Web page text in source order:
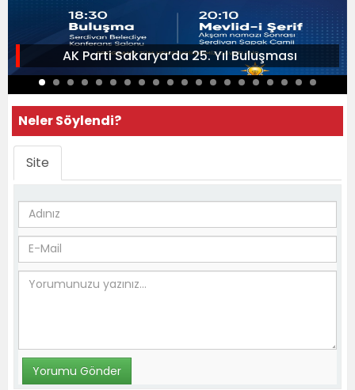
AK Parti Sakarya’da 25. Yıl Buluşması
Neler Söylendi?
Site